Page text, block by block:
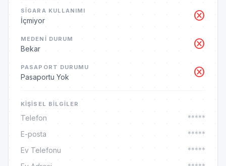
SIGARA KULLANIMI
İçmiyor cancel
MEDENI DURUM
Bekar cancel
PASAPORT DURUMU
Pasaportu Yok cancel
KIŞISEL BILGILER
Telefon
*****
E-posta
*****
Ev Telefonu
*****